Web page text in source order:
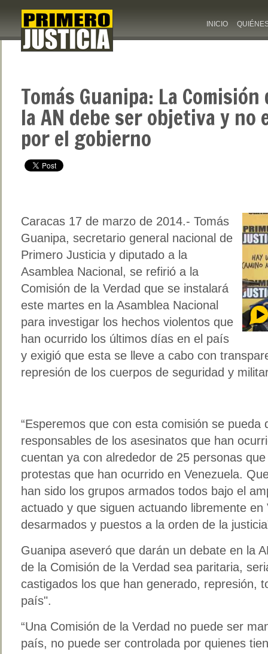
INICIO
Tomás Guanipa: La
la AN debe ser objetiva y
por el gobierno
Caracas 17 de marzo de 2014.- Tomás
Guanipa, secretario general nacional de
Primero Justicia y diputado a la
Asamblea Nacional, se refirió a la
Comisión de la Verdad que se instalará
este martes en la Asamblea Nacional
para investigar los hechos violentos que
han ocurrido los últimos días en el país
y exigió que esta se lleve a cabo con
represión de los cuerpos de seguridad y
“Esperemos que con esta comisión se pueda
responsables de los asesinatos que han
cuentan ya con alrededor de 25 personas
protestas que han ocurrido en Venezuela.
han sido los grupos armados todos bajo el
actuado y que siguen actuando libremente
desarmados y puestos a la orden de la
Guanipa aseveró que darán un debate en la
de la Comisión de la Verdad sea paritaria,
castigados los que han generado, represión,
país".
“Una Comisión de la Verdad no puede ser
país, no puede ser controlada por quienes